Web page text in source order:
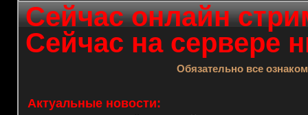
Сейчас онлайн
Сейчас на сервере
Обязательно все
Актуальные новости: